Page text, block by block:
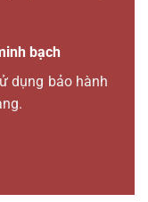
bạch
dụng bảo hành